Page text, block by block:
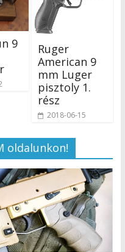
9
Ruger
American 9
mm Luger
pisztoly 1.
rész
2018-06-15
oldalunkon!